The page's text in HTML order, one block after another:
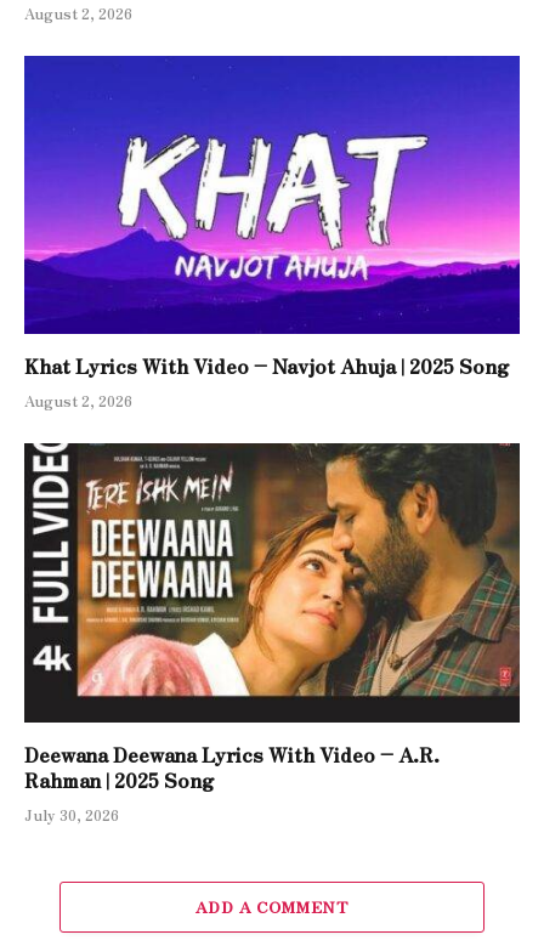
August 2, 2026
Khat Lyrics With Video – Navjot Ahuja | 2025 Song
August 2, 2026
Deewana Deewana Lyrics With Video – A.R.
Rahman | 2025 Song
July 30, 2026
ADD A COMMENT